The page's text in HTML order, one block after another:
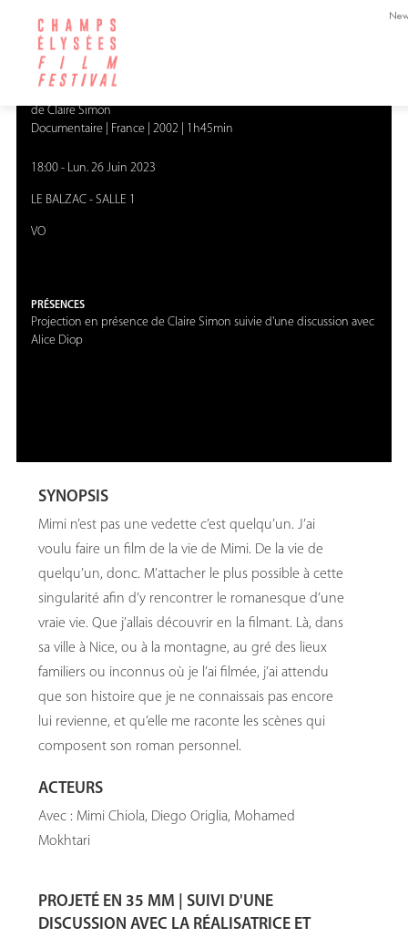
GIRL POWER
Mimi
de Claire Simon
Documentaire
France |2002 1h45min
18:00 - Lun. 26 Juin 2023
LE BALZAC -SALLE 1
VO
PRÉSENCES
Projection en présence de Claire Simon suivie d'une discussion avec
Alice Diop
SYNOPSIS
Mimi n’est pas une vedette c’est quelqu’un. J’ai
voulu faire un film de la vie de Mimi. De la vie de
quelqu’un, donc. M’attacher le plus possible à cette
singularité afin d’y rencontrer le romanesque d’une
vraie vie. Que j’allais découvrir en la filmant. Là, dans
sa ville à Nice, ou à la montagne, au gré des lieux
familiers ou inconnus où je l’ai filmée, j’ai attendu
que son histoire que je ne connaissais pas encore
lui revienne, et qu’elle me raconte les scènes qui
composent son roman personnel.
ACTEURS
Avec : Mimi Chiola, Diego Origlia, Mohamed
Mokhtari
PROJETÉ EN 35 MM | SUIVI D'UNE
DISCUSSION AVEC LA RÉALISATRICE ET